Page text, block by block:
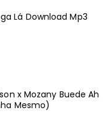
Lá Download Mp3
x Mozany Buede Ah
Mesmo)